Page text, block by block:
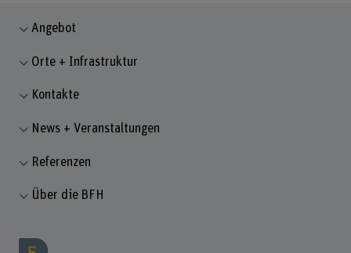
Angebot
Orte + Infrastruktur
Kontakte
News + Veranstaltungen
Referenzen
Über die BFH